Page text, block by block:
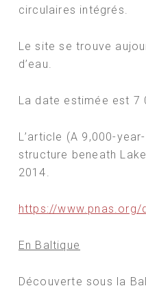
circulaires intégrés.
Le site se trouve
d’eau.
La date estimée est 7
L’article (A 9,000-
structure beneath
2014.
https://
En Baltique
Découverte sous la